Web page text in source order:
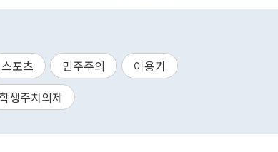
스포츠 민주주의
이용기
학생주치의제